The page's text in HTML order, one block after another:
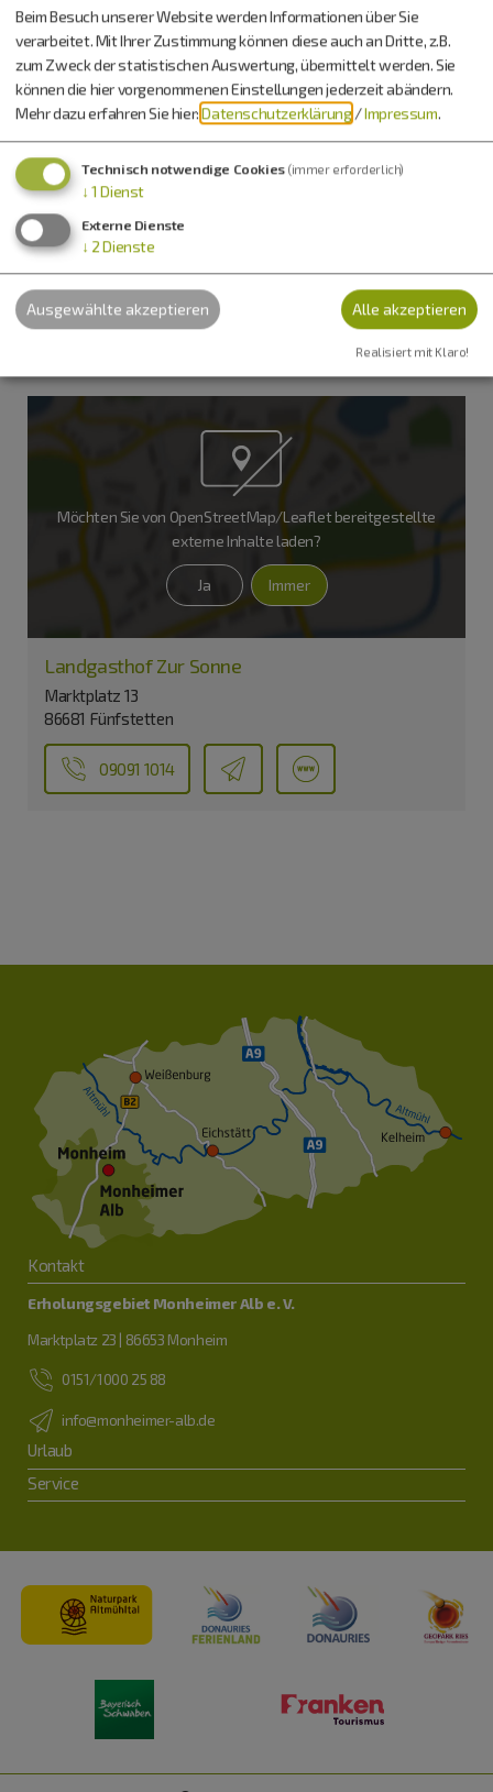
Service/Ausstattung
Sitzplätze innen: 30 Personen
Sitzplätze aussen: 50 Personen
Nebenzimmer: 25 Personen
Saal: 180 Personen
Küchenzeiten (warme Küche)
Montag und Dienstag, Freitag und Samstag: 17:30 bis 20:00 Uhr
Sonntag: 11:30 bis 13:30 Uhr und 17:30 bis 20:00 Uhr
Möchten Sie von OpenStreetMap/Leafletbereitgestellte
externe Inhalte laden?
Ja Immer
Landgasthof Zur Sonne
Marktplatz 13
86681 Fünfstetten
09091 1014
Kontakt
Erholungsgebiet Monheimer Alb e. V.
Marktplatz 23 | 86653 Monheim
0151/1000 25 88
info@monheimer-alb.de
Urlaub
Service
Beim Besuch unserer Website werden Informationen über Sie
verarbeitet. Mit Ihrer Zustimmung können diese auch an Dritte, z.B.
zum Zweck der statistischen Auswertung, übermittelt werden. Sie
können die hier vorgenommenen Einstellungen jederzeit abändern.
Mehr dazu erfahren Sie hier:Datenschutzerklärung /Impressum.
Technisch notwendige Cookies (immer erforderlich)
↓ 1 Dienst
Externe Dienste
↓ 2 Dienste
Ausgewählte akzeptieren Alle akzeptieren
Realisiert mit Klaro!